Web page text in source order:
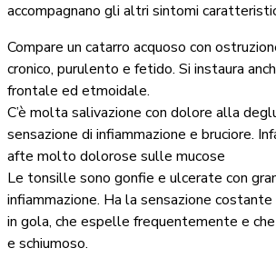
accompagnano gli altri sintomi
Compare un catarro acquoso con
cronico, purulento e fetido. Si instaura
frontale ed etmoidale.
C’è molta salivazione con dolore alla
sensazione di infiammazione e bruciore.
afte molto dolorose sulle mucose
Le tonsille sono gonfie e ulcerate con
infiammazione. Ha la sensazione
in gola, che espelle frequentemente e
e schiumoso.